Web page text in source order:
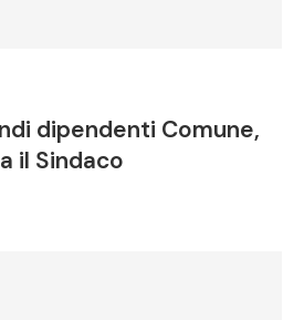
dipendenti Comune,
il Sindaco